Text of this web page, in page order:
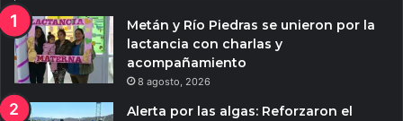
Metán y Río Piedras se unieron por la
lactancia con charlas y
acompañamiento
8 agosto, 2026
Alerta por las algas: Reforzaron el